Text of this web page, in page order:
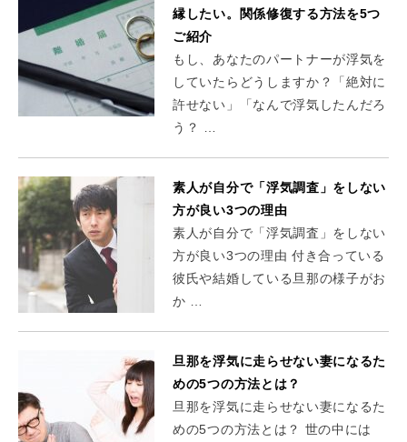
縁したい。関係修復する方法を5つ
ご紹介
もし、あなたのパートナーが浮気を
していたらどうしますか？「絶対に
許せない」「なんで浮気したんだろ
う？ …
素人が自分で「浮気調査」をしない
方が良い3つの理由
素人が自分で「浮気調査」をしない
方が良い3つの理由 付き合っている
彼氏や結婚している旦那の様子がお
か …
旦那を浮気に走らせない妻になるた
めの5つの方法とは？
旦那を浮気に走らせない妻になるた
めの5つの方法とは？ 世の中には